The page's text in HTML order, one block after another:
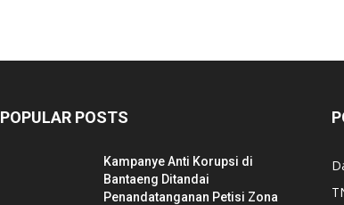
POPULAR POSTS
Kampanye Anti Korupsi di
Bantaeng Ditandai
Penandatanganan Petisi Zona